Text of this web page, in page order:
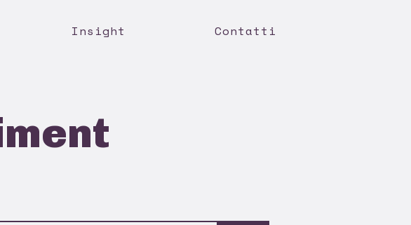
Insight Contatti